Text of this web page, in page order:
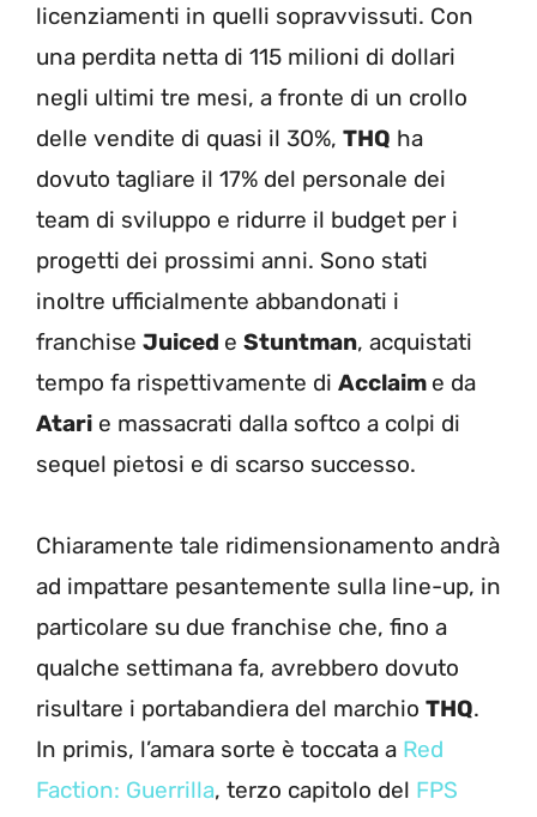
licenziamenti in quelli sopravvissuti. Con
una perdita netta di 115 milioni di dollari
negli ultimi tre mesi, a fronte di un crollo
delle vendite di quasi il 30%, THQ ha
dovuto tagliare il 17% del personale dei
team di sviluppo e ridurre il budget per i
progetti dei prossimi anni. Sono stati
inoltre ufficialmente abbandonati i
franchise Juiced e Stuntman, acquistati
tempo fa rispettivamente di Acclaim e da
Atari e massacrati dalla softco a colpi di
sequel pietosi e di scarso successo.
Chiaramente tale ridimensionamento andrà
ad impattare pesantemente sulla line-up, in
particolare su due franchise che, fino a
qualche settimana fa, avrebbero dovuto
risultare i portabandiera del marchio THQ.
In primis, l’amara sorte è toccata a Red
Faction: Guerrilla, terzo capitolo del FPS